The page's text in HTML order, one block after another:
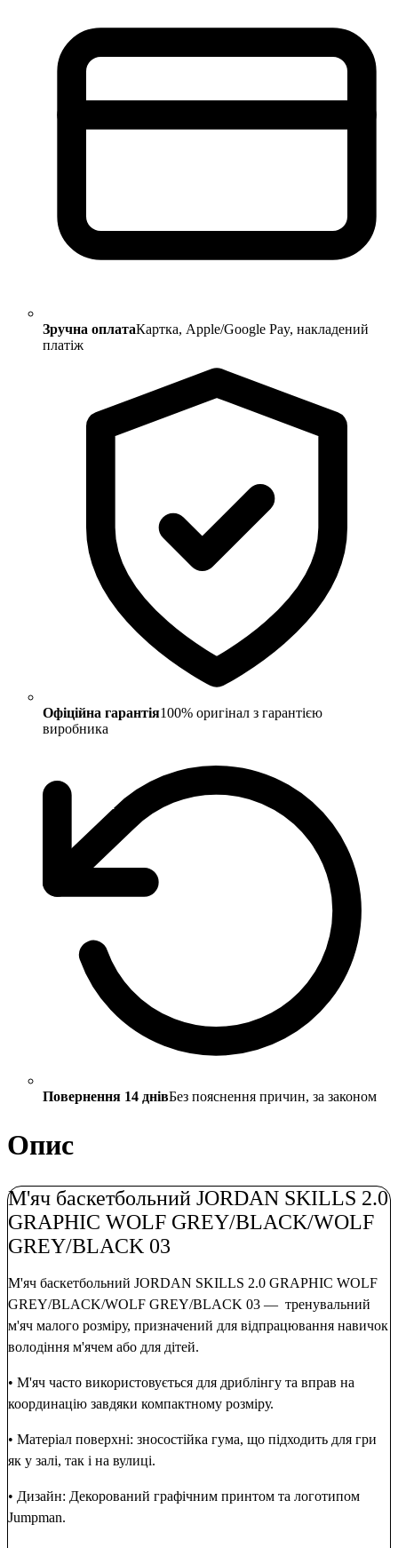
Зручна оплатаКартка, Apple/Google Pay, накладений
платіж
Офіційна гарантія100% оригінал з гарантією
виробника
Повернення 14 днівБез пояснення причин, за законом
Опис
М'яч баскетбольний JORDAN SKILLS 2.0
GRAPHIC WOLF GREY/BLACK/WOLF
GREY/BLACK 03
М'яч баскетбольний JORDAN SKILLS 2.0 GRAPHIC WOLF
GREY/BLACK/WOLF GREY/BLACK 03 — тренувальний
м'яч малого розміру, призначений для відпрацювання навичок
володіння м'ячем або для дітей.
• М'яч часто використовується для дриблінгу та вправ на
координацію завдяки компактному розміру.
• Матеріал поверхні: зносостійка гума, що підходить для гри
як у залі, так і на вулиці.
• Дизайн: Декорований графічним принтом та логотипом
Jumpman.